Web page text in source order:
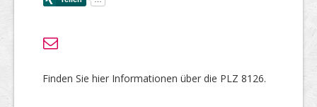
Finden Sie hier Informationen über die PLZ 8126.